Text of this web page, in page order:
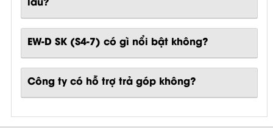
EW-D SK (S4-7)có gì nổi bật không?
Công ty có hỗ trợ trả góp không?